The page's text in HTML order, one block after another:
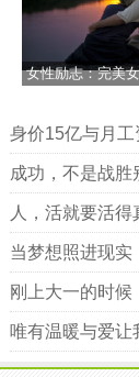
其谁!
3. 争分夺
其谁。
4. 脚踏实地
实基础。
5. 埋首俯身
乏感情。
6. 做决定之
坚持到底。
7. 摒弃侥
鸣惊人。
身价15亿与月工
成功，不是战胜
人，活就要活得
当梦想照进现实
刚上大一的时候
唯有温暖与爱让